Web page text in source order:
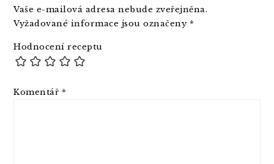
Vaše e-mailová adresa nebude zveřejněna.
Vyžadované informace jsou označeny *
Hodnocení receptu
Komentář *